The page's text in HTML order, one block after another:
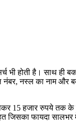
होती है। साथ ही
नस्ल का नाम और
15 हजार रुपये तक के
फायदा सालभर में